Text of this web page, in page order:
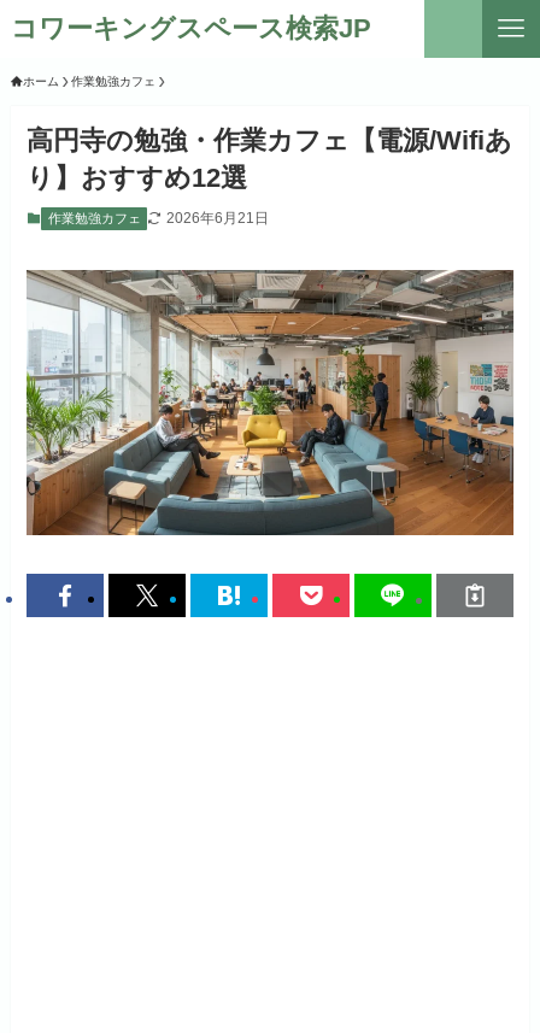
コワーキングスペース検索JP
ホーム 作業勉強カフェ
高円寺の勉強・作業カフェ【電源/Wifiあ
り】おすすめ12選
作業勉強カフェ 2026年6月21日